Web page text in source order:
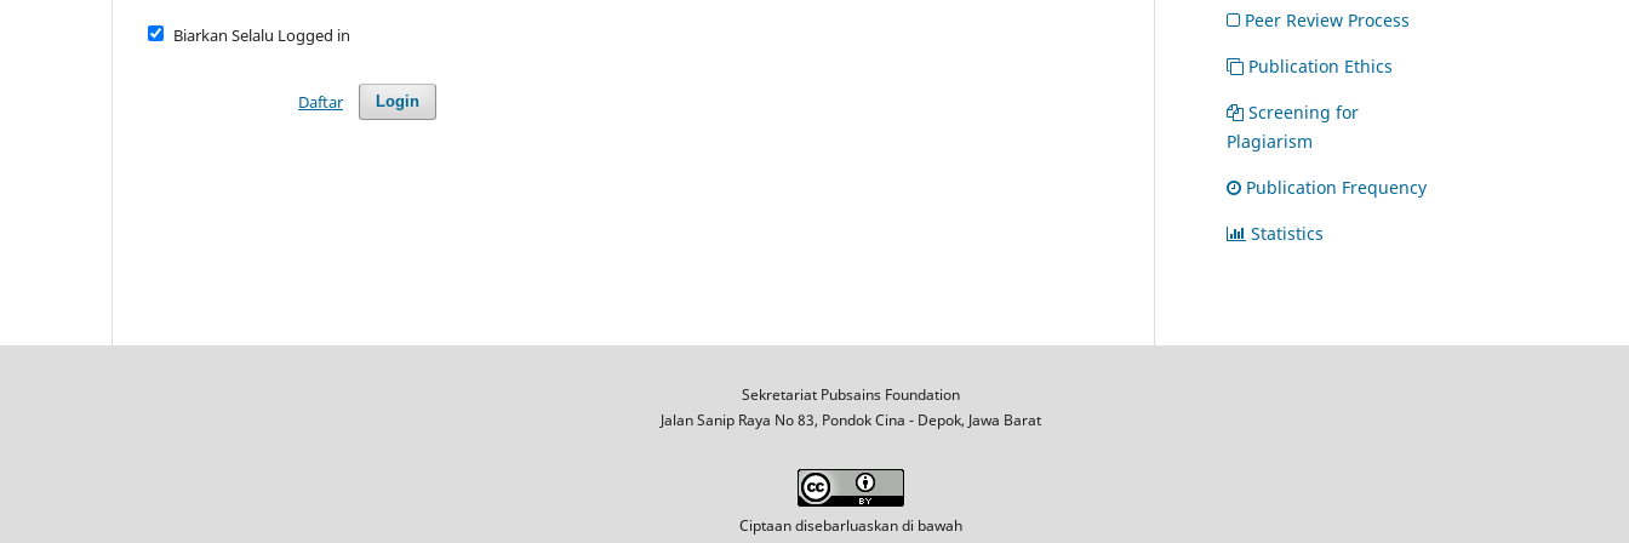
Biarkan Selalu Logged in
Login
Daftar
Peer Review Process
Publication Ethics
Screening for
Plagiarism
Publication Frequency
Statistics
Sekretariat Pubsains Foundation
Jalan Sanip Raya No 83, Pondok Cina - Depok, Jawa Barat
Ciptaan disebarluaskan di bawah